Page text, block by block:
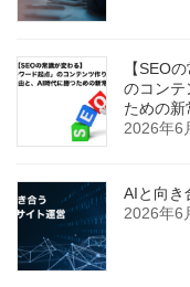
【SEO
のコンテ
ための新
2026年6
AIと向き
2026年6